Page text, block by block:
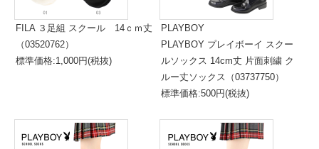
FILA ３足組 スクール 14ｃｍ丈
（03520762）
標準価格:1,000円(税抜)
PLAYBOY
PLAYBOY プレイボーイ スクー
ルソックス 14cm丈 片面刺繍 ク
ルー丈ソックス（03737750）
標準価格:500円(税抜)